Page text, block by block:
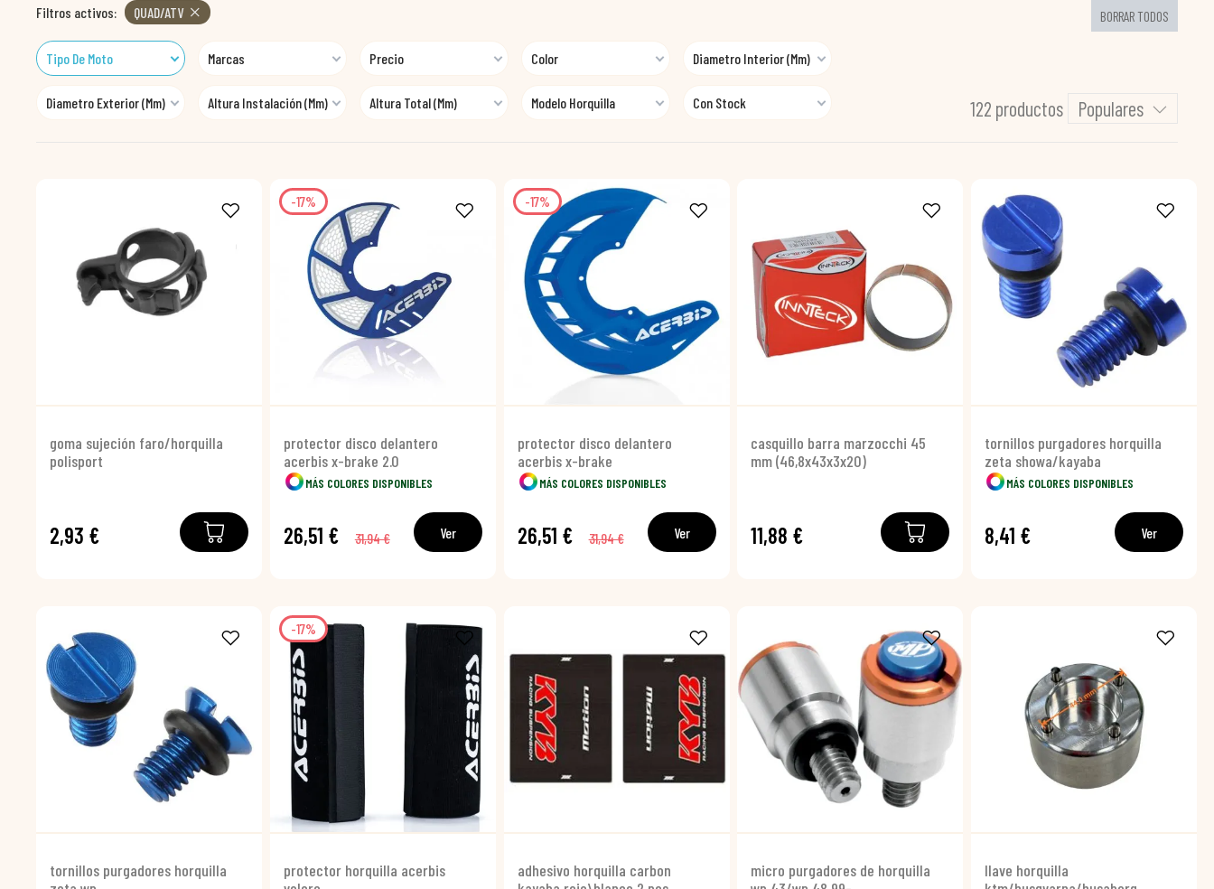
Filtros activos: BORRAR TODOS
QUAD/ATV
Tipo De Moto Marcas Precio Color Diametro Interior (mm)
Diametro Exterior (mm) Altura Instalación (mm) Altura Total (mm) Modelo Horquilla Con Stock 122 productos Populares
goma sujeción faro/horquilla
polisport
2,93 €
-17%
protector disco delantero
acerbis x-brake 2.0
MÁS COLORES DISPONIBLES
26,51 € 31,94 € Ver
-17%
protector disco delantero
acerbis x-brake
MÁS COLORES DISPONIBLES
26,51 € 31,94 € Ver
casquillo barra marzocchi 45
mm (46,8x43x3x20)
11,88 €
tornillos purgadores horquilla
zeta showa/kayaba
MÁS COLORES DISPONIBLES
8,41 € Ver
tornillos purgadores horquilla
-17%
protector horquilla acerbis
adhesivo horquilla carbon
micro purgadores de horquilla
llave horquilla